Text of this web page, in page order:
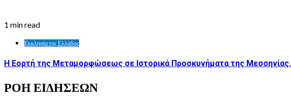
1 min read
Εκκλησία της Ελλάδος
Η Εορτή της Μεταμορφώσεως σε Ιστορικά Προσκυνήματα της Μεσσηνίας.
ΡΟΗ ΕΙΔΗΣΕΩΝ